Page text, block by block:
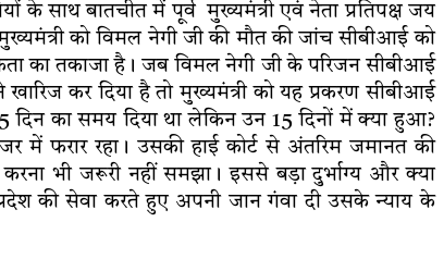
के साथ बातचीत में पूर्व मुख्यमंत्री एवं नेता प्रतिपक्ष जय
को विमल नेगी जी की मौत की जांच सीबीआई को
का तकाजा है। जब विमल नेगी जी के परिजन सीबीआई
कर दिया है तो मुख्यमंत्री को यह प्रकरण सीबीआई
दिन का समय दिया था लेकिन उन 15 दिनों में क्या हुआ?
फरार रहा। उसकी हाई कोर्ट से अंतरिम जमानत की
भी जरूरी नहीं समझा। इससे बड़ा दुर्भाग्य और क्या
की सेवा करते हुए अपनी जान गंवा दी उसके न्याय के